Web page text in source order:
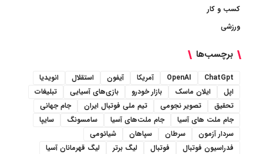
کسب و کار
ورزشی
برچسب‌ها
ChatGpt
OpenAI آمریکا آیفون استقلال
انویدیا
اپل
ایلان ماسک بازار خودرو بازی‌های آسیایی
تبلیغات
تحقیق
تصویر نجومی تیم ملی فوتبال ایران
جام جهانی
جام ملت های آسیا
جام ملت‌های آسیا سامسونگ
سایپا
سردار آزمون
سرطان سپاهان
شیائومی
فدراسیون فوتبال
فوتبال لیگ برتر
لیگ قهرمانان آسیا